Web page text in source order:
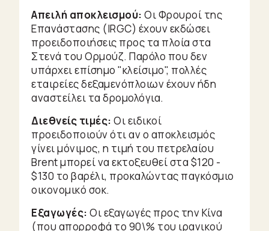
Απειλή αποκλεισμού: Οι Φρουροί της
Επανάστασης (IRGC) έχουν εκδώσει
προειδοποιήσεις προς τα πλοία στα
Στενά του Ορμούζ. Παρόλο που δεν
υπάρχει επίσημο "κλείσιμο", πολλές
εταιρείες δεξαμενόπλοιων έχουν ήδη
αναστείλει τα δρομολόγια.
Διεθνείς τιμές: Οι ειδικοί
προειδοποιούν ότι αν ο αποκλεισμός
γίνει μόνιμος, η τιμή του πετρελαίου
Brent μπορεί να εκτοξευθεί στα $120 -
$130 το βαρέλι, προκαλώντας παγκόσμιο
οικονομικό σοκ.
Εξαγωγές: Οι εξαγωγές προς την Κίνα
(που απορροφά το 90\% του ιρανικού